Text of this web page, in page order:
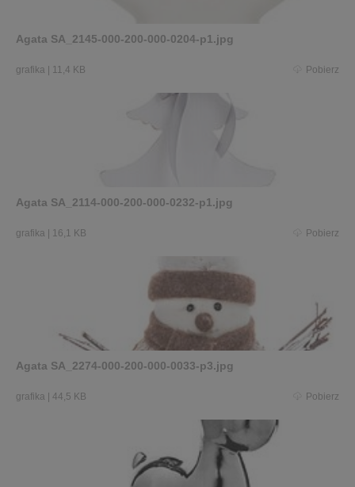
Agata SA_2145-000-200-000-0204-p1.jpg
grafika 11,4 KB Pobierz
Agata SA_2114-000-200-000-0232-p1.jpg
grafika 16,1 KB Pobierz
Agata SA_2274-000-200-000-0033-p3.jpg
grafika 44,5 KB Pobierz